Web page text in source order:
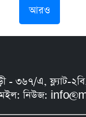
আরও
- ৩৬৭/এ,
নিউজ: